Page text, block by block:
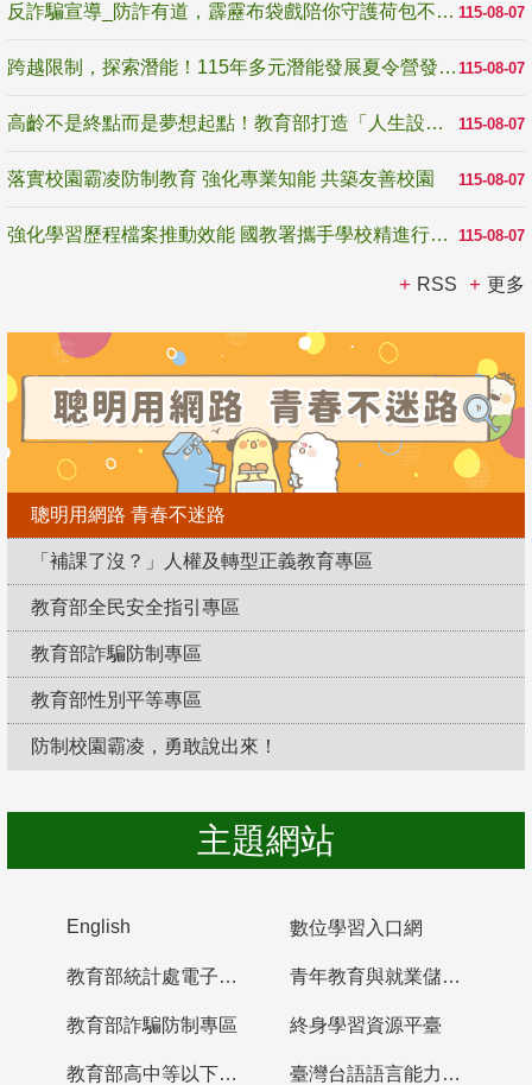
115-08-07
反詐騙宣導_防詐有道，霹靂布袋戲陪你守護荷包不受騙
115-08-07
跨越限制，探索潛能！115年多元潛能發展夏令營發掘生命無限可能
115-08-07
高齡不是終點而是夢想起點！教育部打造「人生設計夢工場」 參展第3屆高齡健康產業博覽會
115-08-07
落實校園霸凌防制教育 強化專業知能 共築友善校園
115-08-07
強化學習歷程檔案推動效能 國教署攜手學校精進行政與教學支持
RSS 更多
聰明用網路 青春不迷路
「補課了沒？」人權及轉型正義教育專區
教育部全民安全指引專區
教育部詐騙防制專區
教育部性別平等專區
防制校園霸凌，勇敢說出來！
主題網站
English 數位學習入口網
教育部統計處電子書櫃 青年教育與就業儲蓄帳戶
教育部詐騙防制專區 終身學習資源平臺
教育部高中等以下學校及幼兒園教師資格檢定考試 臺灣台語語言能力認證網站